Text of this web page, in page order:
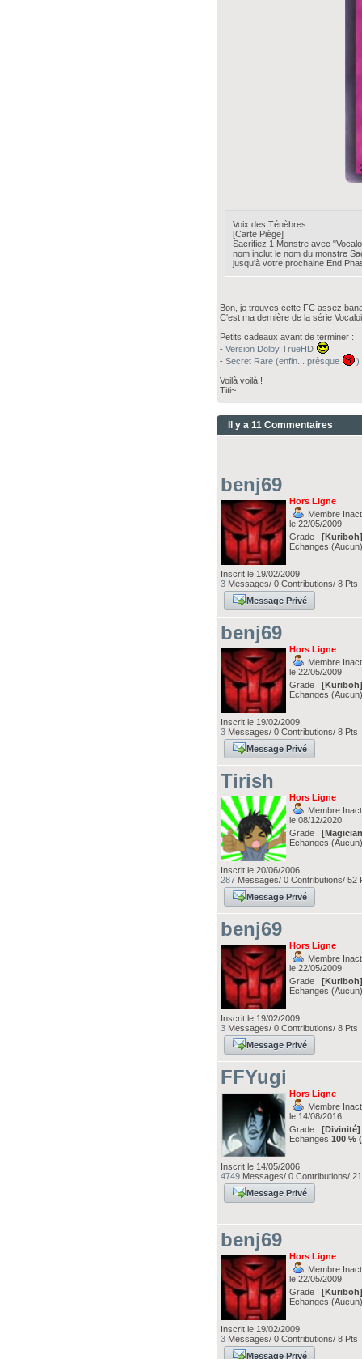
Voix des Ténèbres
[Carte Piège]
Sacrifiez 1 Monstre avec
nom inclut le nom du monstre
jusqu'à votre prochaine End
Bon, je trouves cette FC assez
C'est ma dernière de la série
Petits cadeaux avant de terminer :
-Version Dolby TrueHD
-Secret Rare (enfin... prèsque
)
Voilà voilà !
Titi~
Il y a 11 Commentaires
benj69
Hors Ligne
Membre
le 22/05/2009
Grade :
Echanges
Inscrit le 19/02/2009
3 Messages/ 0 Contributions/ 8 Pts
Message Privé
benj69
Hors Ligne
Membre
le 22/05/2009
Grade :
Echanges
Inscrit le 19/02/2009
3 Messages/ 0 Contributions/ 8 Pts
Message Privé
Tirish
Hors Ligne
Membre
le 08/12/2020
Grade :
Echanges
Inscrit le 20/06/2006
287 Messages/ 0 Contributions/ 52
Message Privé
benj69
Hors Ligne
Membre
le 22/05/2009
Grade :
Echanges
Inscrit le 19/02/2009
3 Messages/ 0 Contributions/ 8 Pts
Message Privé
FFYugi
Hors Ligne
Membre
le 14/08/2016
Grade :[Divinité]
Echanges100 % (
Inscrit le 14/05/2006
4749 Messages/ 0 Contributions/
Message Privé
benj69
Hors Ligne
Membre
le 22/05/2009
Grade :
Echanges
Inscrit le 19/02/2009
3 Messages/ 0 Contributions/ 8 Pts
Message Privé